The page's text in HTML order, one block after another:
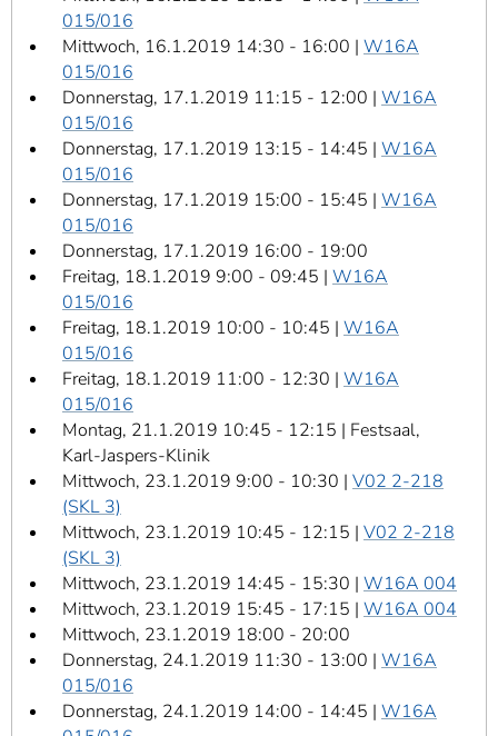
015/016
Mittwoch, 16.1.2019 14:30 - 16:00 | W16A
015/016
Donnerstag, 17.1.2019 11:15 - 12:00 | W16A
015/016
Donnerstag, 17.1.2019 13:15 - 14:45 | W16A
015/016
Donnerstag, 17.1.2019 15:00 - 15:45 | W16A
015/016
Donnerstag, 17.1.2019 16:00 - 19:00
Freitag, 18.1.2019 9:00 - 09:45 | W16A
015/016
Freitag, 18.1.2019 10:00 - 10:45 | W16A
015/016
Freitag, 18.1.2019 11:00 - 12:30 | W16A
015/016
Montag, 21.1.2019 10:45 - 12:15 | Festsaal,
Karl-Jaspers-Klinik
Mittwoch, 23.1.2019 9:00 - 10:30 | V02 2-218
(SKL 3)
Mittwoch, 23.1.2019 10:45 - 12:15 | V02 2-218
(SKL 3)
Mittwoch, 23.1.2019 14:45 - 15:30 | W16A 004
Mittwoch, 23.1.2019 15:45 - 17:15 | W16A 004
Mittwoch, 23.1.2019 18:00 - 20:00
Donnerstag, 24.1.2019 11:30 - 13:00 | W16A
015/016
Donnerstag, 24.1.2019 14:00 - 14:45 | W16A